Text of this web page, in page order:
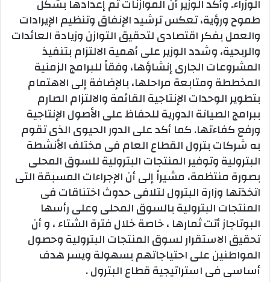
الوزراء. وأكد الوزير أن الموازنات تم إعدادها بشكل
طموح ورؤية، تعكس ترشيد الإنفاق وتنظيم الإيرادات
والعمل بفكر اقتصادى لتحقيق التوازن وزيادة العائدات
والربحية، وشدد الوزير على أهمية الالتزام بتنفيذ
المشروعات الجارى إنشاؤها، وفقاً للبرامج الزمنية
المخططة ومتابعة مراحلها، بالإضافة إلى الاهتمام
بتطوير الوحدات الإنتاجية القائمة والالتزام الصارم
ببرامج الصيانة الدورية للحفاظ على الأصول الإنتاجية
ورفع كفاءتها. كما أكد على الدور الحيوى الذى تقوم
به شركات بترول القطاع العام فى مختلف الأنشطة
البترولية وتوفير المنتجات البترولية للسوق المحلى
بصورة منتظمة، مشيراً إلى أن الإجراءات المسبقة التى
اتخذتها وزارة البترول لتلافى حدوث اختناقات فى
المنتجات البترولية بالسوق المحلى وعلى رأسها
البوتاجاز أتت ثمارها ، خاصة خلال فترة الشتاء ، و أن
تحقيق الاستقرار لسوق المنتجات البترولية وحصول
المواطنين على احتياجاتهم بسهولة ويسر هدف
أساسى فى استراتيجية قطاع البترول .